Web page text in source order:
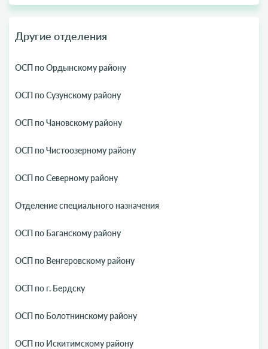
Другие отделения
ОСП по Ордынскому району
ОСП по Сузунскому району
ОСП по Чановскому району
ОСП по Чистоозерному району
ОСП по Северному району
Отделение специального назначения
ОСП по Баганскому району
ОСП по Венгеровскому району
ОСП по г. Бердску
ОСП по Болотнинскому району
ОСП по Искитимскому району